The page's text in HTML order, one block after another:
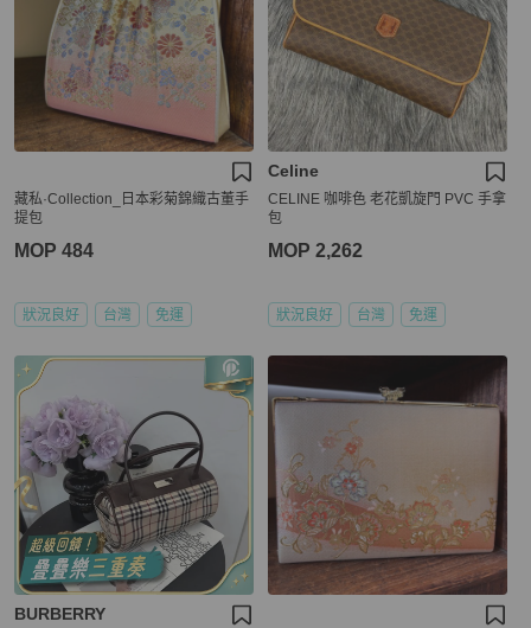
藏私·Collection_日本彩菊錦織古董手
提包
MOP 484
狀況良好 台灣 免運
Celine
CELINE 咖啡色 老花凱旋門 PVC 手拿
包
MOP 2,262
狀況良好 台灣 免運
BURBERRY